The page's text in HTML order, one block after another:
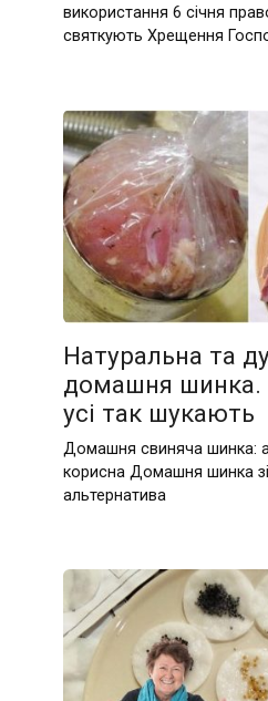
використання 6 січня
святкують Хрещення
Натуральна та
домашня шинка.
усі так шукають
Домашня свиняча шинка:
корисна Домашня шинка
альтернатива